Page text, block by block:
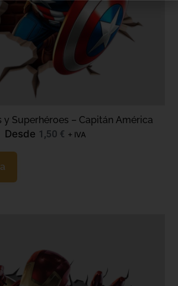
y Superhéroes – Capitán América
Desde 1,50 € + IVA